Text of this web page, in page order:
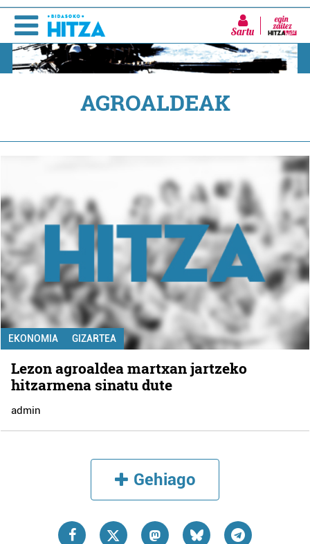
Sartu
AGROALDEAK
EKONOMIA GIZARTEA
Lezon agroaldea martxan jartzeko
hitzarmena sinatu dute
admin
Gehiago